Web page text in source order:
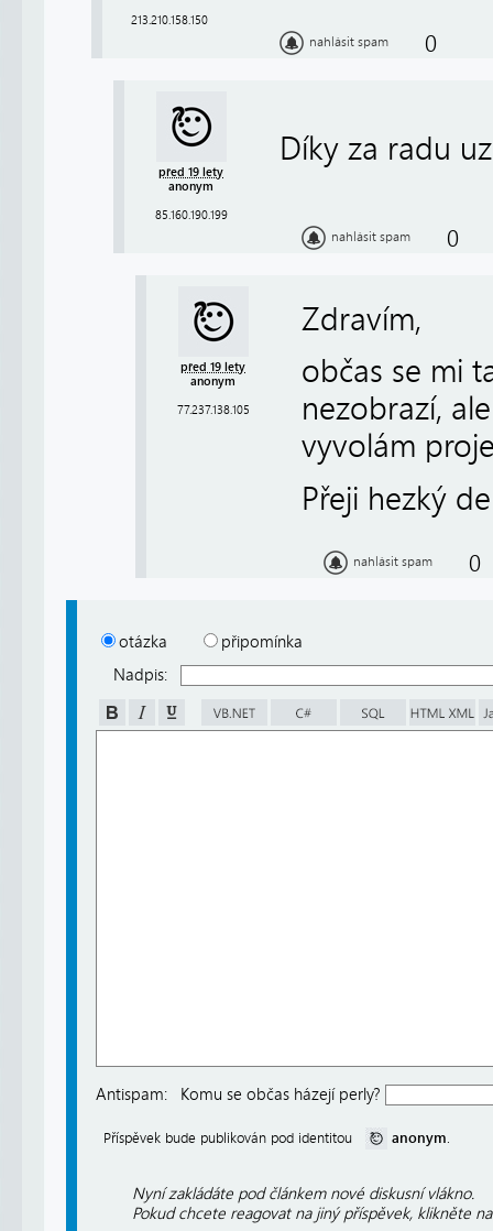
213.210.158.150
nahlásit spam 0
před 19 lety
anonym
85.160.190.199
Díky za radu
nahlásit spam 0
před 19 lety
anonym
77.237.138.105
Zdravím,
občas se mi
nezobrazí,
vyvolám
Přeji hezký
nahlásit spam 0
otázka
připomínka
Nadpis:
Antispam: Komu se občas házejí perly?
Příspěvek bude publikován pod identitou anonym
Nyní zakládáte pod článkem nové diskusní vlákno.
Pokud chcete reagovat na jiný příspěvek, klikněte